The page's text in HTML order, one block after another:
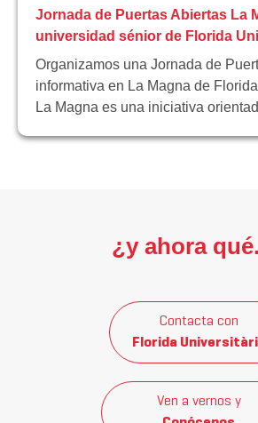
Jornada de Puertas Abiertas La
universidad sénior de Florida
Organizamos una Jornada de
informativa en La Magna de
La Magna es una iniciativa
¿y ahora
Contacta con
Florida
Ven a vernos y